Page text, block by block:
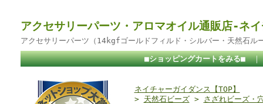
アクセサリーパーツ・アロマオイル通販店-ネ
アクセサリーパーツ（14kgfゴールドフィルド・シルバー・天然石ル
■ショッピングカートをみる■
ネイチャーガイダンス【TOP】
> 天然石ビーズ> さざれビーズ・